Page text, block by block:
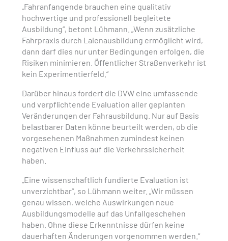
„Fahranfangende brauchen eine qualitativ
hochwertige und professionell begleitete
Ausbildung“, betont Lühmann. „Wenn zusätzliche
Fahrpraxis durch Laienausbildung ermöglicht wird,
dann darf dies nur unter Bedingungen erfolgen, die
Risiken minimieren. Öffentlicher Straßenverkehr ist
kein Experimentierfeld.“
Darüber hinaus fordert die DVW eine umfassende
und verpflichtende Evaluation aller geplanten
Veränderungen der Fahrausbildung. Nur auf Basis
belastbarer Daten könne beurteilt werden, ob die
vorgesehenen Maßnahmen zumindest keinen
negativen Einfluss auf die Verkehrssicherheit
haben.
„Eine wissenschaftlich fundierte Evaluation ist
unverzichtbar“, so Lühmann weiter. „Wir müssen
genau wissen, welche Auswirkungen neue
Ausbildungsmodelle auf das Unfallgeschehen
haben. Ohne diese Erkenntnisse dürfen keine
dauerhaften Änderungen vorgenommen werden.“